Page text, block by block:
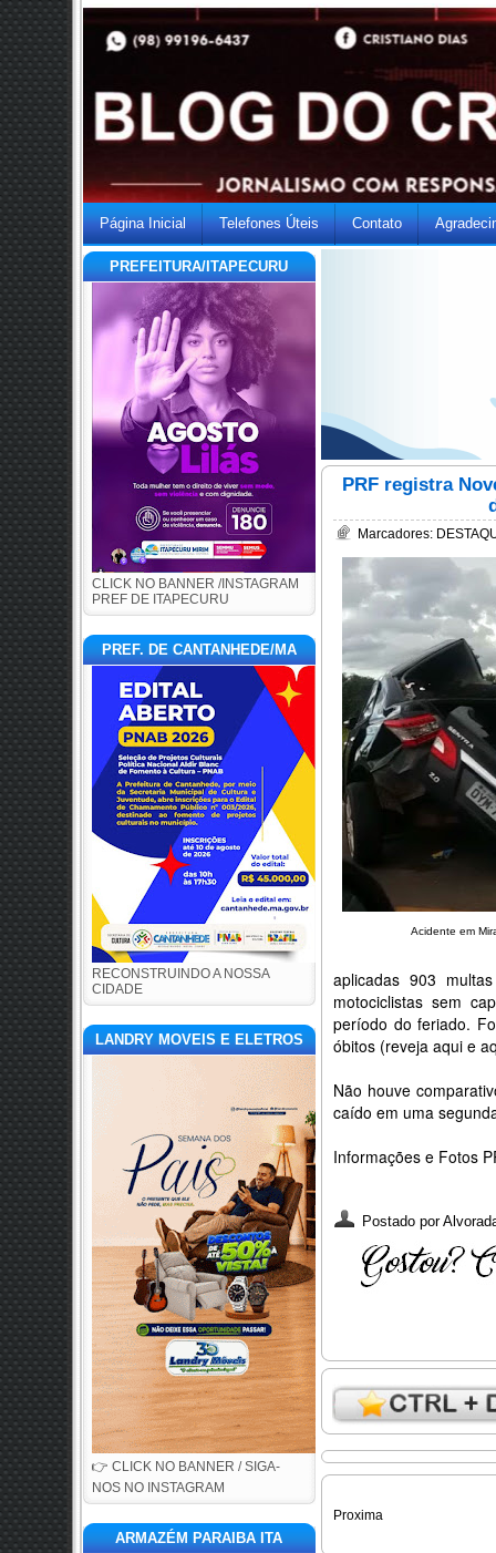
Página Inicial Telefones Úteis Contato
PREFEITURA/ITAPECURU
CLICK NO BANNER /INSTAGRAM
PREF DE ITAPECURU
PREF. DE CANTANHEDE/MA
RECONSTRUINDO A NOSSA
CIDADE
LANDRY MOVEIS E ELETROS
👉 CLICK NO BANNER / SIGA-
NOS NO INSTAGRAM
ARMAZÉM PARAIBA ITA
PRF registra
Marcadores:
Acidente em
aplicadas 903
motociclistas sem
período do feriado.
óbitos (reveja aqui e
Não houve
caído em uma
Informações e Fotos
Postado por
Proxima